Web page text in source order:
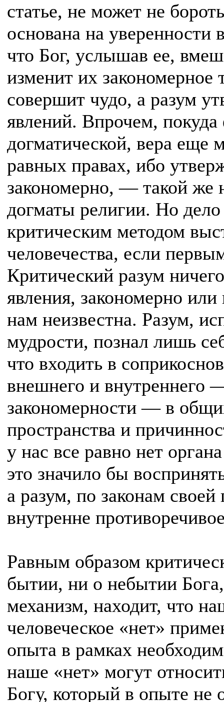
статье, не может не
основана на уверенности
что Бог, услышав ее,
изменит их закономерное
совершит чудо, а разум
явлений. Впрочем,
догматической, вера еще
равных правах, ибо
закономерно, — такой же
догматы религии. Но дело
критическим методом
человечества, если
Критический разум
явления, закономерно
нам неизвестна. Разум,
мудрости, познал лишь
что входить в
внешнего и внутреннего
закономерности — в
пространства и
у нас все равно нет
это значило бы
а разум, по законам своей
внутренне
Равным образом
бытии, ни о небытии
механизм, находит, что
человеческое «нет»
опыта в рамках
наше «нет» могут
Богу, который в опыте не